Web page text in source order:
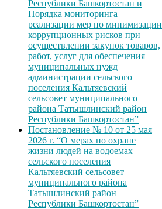
Республики Башкортостан и
Порядка мониторинга
реализации мер по минимизации
коррупционных рисков при
осуществлении закупок товаров,
работ, услуг для обеспечения
муниципальных нужд
администрации сельского
поселения Кальтяевский
сельсовет муниципального
района Татышлинский район
Республики Башкортостан”
Постановление № 10 от 25 мая
2026 г. “О мерах по охране
жизни людей на водоемах
сельского поселения
Кальтяевский сельсовет
муниципального района
Татышлинский район
Республики Башкортостан”